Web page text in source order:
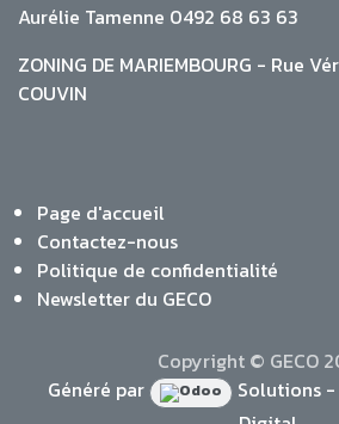
Aurélie Tamenne 0492 68 63 63
ZONING DE MARIEMBOURG - Rue
COUVIN
Page d'accueil
Contactez-nous
Politique de confidentialité
Newsletter du GECO
Copyright © GECO
Généré par
Solutions